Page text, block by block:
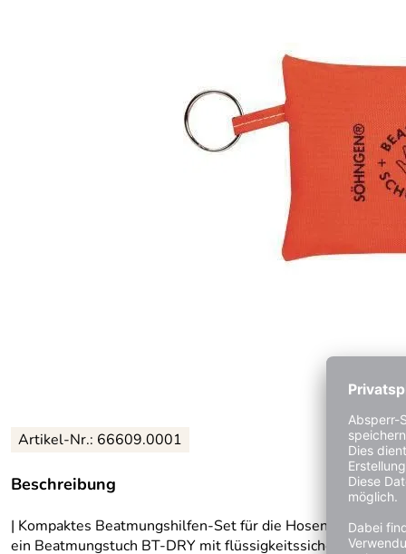
Artikel-Nr.: 66609.0001
Beschreibung
| Kompaktes Beatmungshilfen-Set für die Hosentasche
ein Beatmungstuch BT-DRY mit flüssigkeitssicherem